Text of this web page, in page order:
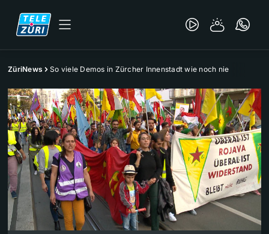
ZüriNews So viele Demos in Zürcher Innenstadt wie noch nie